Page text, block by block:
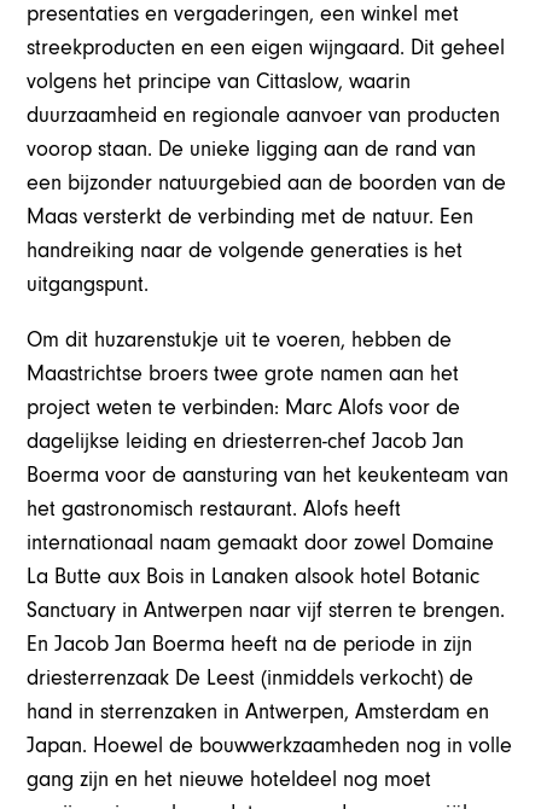
presentaties en vergaderingen, een winkel met
streekproducten en een eigen wijngaard. Dit geheel
volgens het principe van Cittaslow, waarin
duurzaamheid en regionale aanvoer van producten
voorop staan. De unieke ligging aan de rand van
een bijzonder natuurgebied aan de boorden van de
Maas versterkt de verbinding met de natuur. Een
handreiking naar de volgende generaties is het
uitgangspunt.
Om dit huzarenstukje uit te voeren, hebben de
Maastrichtse broers twee grote namen aan het
project weten te verbinden: Marc Alofs voor de
dagelijkse leiding en driesterren-chef Jacob Jan
Boerma voor de aansturing van het keukenteam van
het gastronomisch restaurant. Alofs heeft
internationaal naam gemaakt door zowel Domaine
La Butte aux Bois in Lanaken alsook hotel Botanic
Sanctuary in Antwerpen naar vijf sterren te brengen.
En Jacob Jan Boerma heeft na de periode in zijn
driesterrenzaak De Leest (inmiddels verkocht) de
hand in sterrenzaken in Antwerpen, Amsterdam en
Japan. Hoewel de bouwwerkzaamheden nog in volle
gang zijn en het nieuwe hoteldeel nog moet